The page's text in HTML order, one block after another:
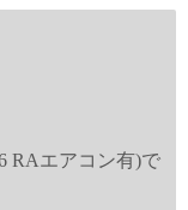
RAエアコン有)で